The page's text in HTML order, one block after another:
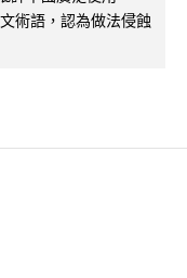
術語，認為做法侵蝕